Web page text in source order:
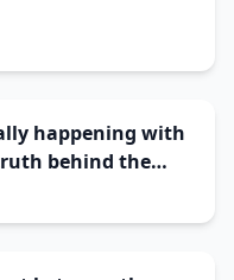
happening with
behind the